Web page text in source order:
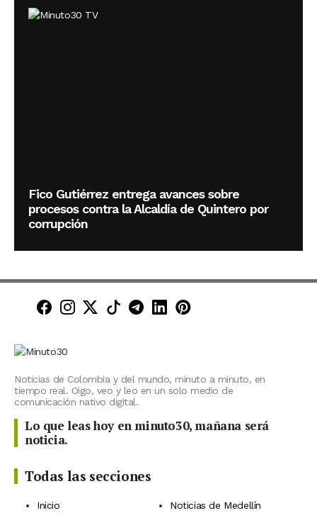
Fico Gutiérrez entrega avances sobre
procesos contra la Alcaldía de Quintero por
corrupción
Minuto30 en Facebook
Minuto30 en Instagram
Minuto30 en X (Twitter)
Minuto30 en TikTok
Canal de Minuto30 en
Minuto30 en LinkedIn
Minuto30 en
Noticias de Colombia y del mundo, minuto a minuto, en
tiempo real. Oigo, veo y leo en un solo medio de
comunicación nativo digital.
Lo que leas hoy en minuto30, mañana será
noticia.
Todas las secciones
Inicio
Noticias de Medellín